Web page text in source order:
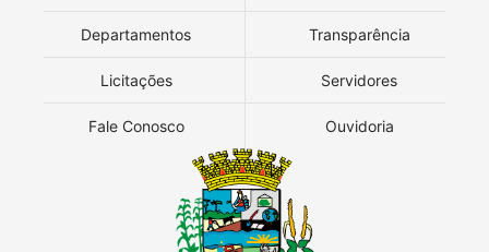
Departamentos Transparência
Licitações Servidores
Fale Conosco Ouvidoria